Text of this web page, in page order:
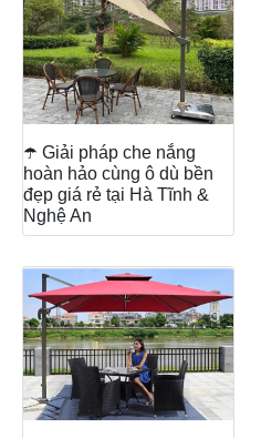
☂️ Giải pháp che nắng
hoàn hảo cùng ô dù bền
đẹp giá rẻ tại Hà Tĩnh &
Nghệ An